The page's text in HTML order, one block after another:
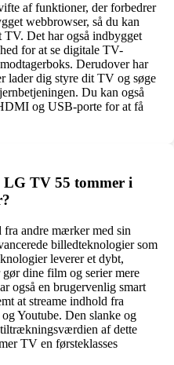
af funktioner, der forbedrer
webbrowser, så du kan
TV. Det har også indbygget
for at se digitale TV-
Derudover har
lader dig styre dit TV og søge
Du kan også
og USB-porte for at få
LG TV 55 tommer i
andre mærker med sin
billedteknologier som
leverer et dybt,
dine film og serier mere
også en brugervenlig smart
at streame indhold fra
Youtube. Den slanke og
af dette
TV en førsteklasses